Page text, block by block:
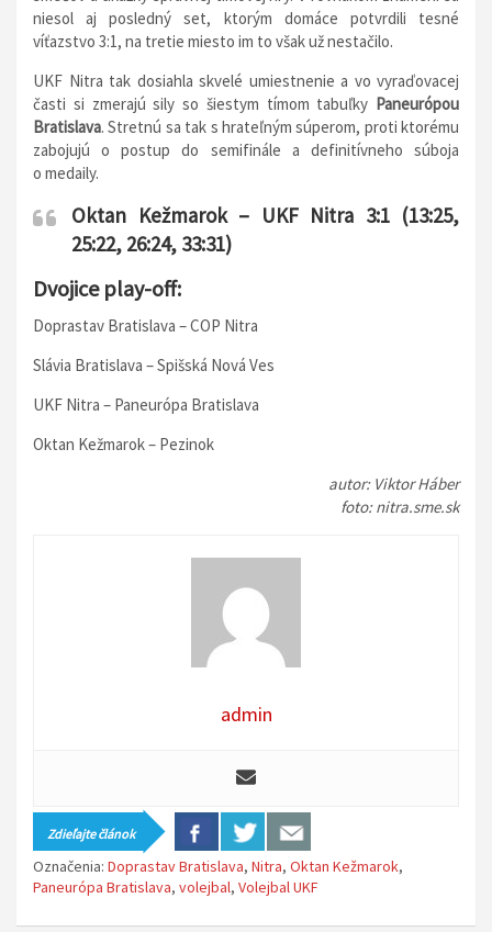
niesol aj posledný set, ktorým domáce potvrdili tesné
víťazstvo 3:1, na tretie miesto im to však už nestačilo.
UKF Nitra tak dosiahla skvelé umiestnenie a vo vyraďovacej
časti si zmerajú sily so šiestym tímom tabuľky Paneurópou
Bratislava. Stretnú sa tak s hrateľným súperom, proti ktorému
zabojujú o postup do semifinále a definitívneho súboja
o medaily.
Oktan Kežmarok – UKF Nitra 3:1 (13:25,
25:22, 26:24, 33:31)
Dvojice play-off:
Doprastav Bratislava – COP Nitra
Slávia Bratislava – Spišská Nová Ves
UKF Nitra – Paneurópa Bratislava
Oktan Kežmarok – Pezinok
autor: Viktor Háber
foto: nitra.sme.sk
admin
Zdieľajte článok
Označenia: Doprastav Bratislava, Nitra, Oktan Kežmarok,
Paneurópa Bratislava, volejbal, Volejbal UKF